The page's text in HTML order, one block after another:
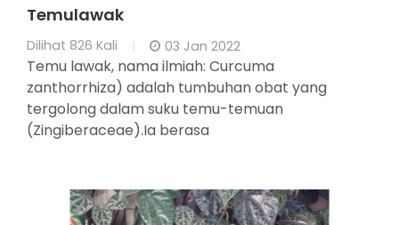
Temulawak
Dilihat 826 Kali 03 Jan 2022
Temu lawak, nama ilmiah: Curcuma
zanthorrhiza) adalah tumbuhan obat yang
tergolong dalam suku temu-temuan
(Zingiberaceae).Ia berasa